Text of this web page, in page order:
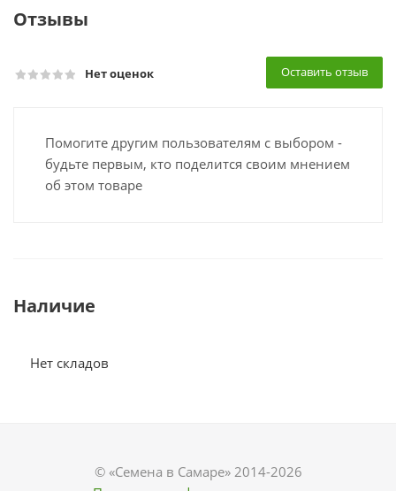
Отзывы
Нет оценок Оставить отзыв
Помогите другим пользователям с выбором -
будьте первым, кто поделится своим мнением
об этом товаре
Наличие
Нет складов
© «Семена в Самаре» 2014-2026